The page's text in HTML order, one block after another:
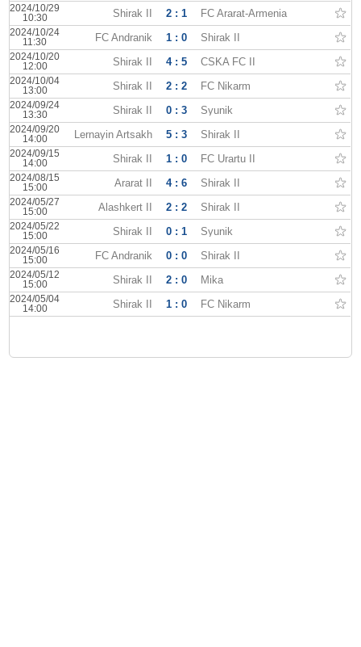
2024/10/29
10:30
Shirak II 2 : 1 FC Ararat-Armenia
2024/10/24
11:30
FC Andranik 1 : 0 Shirak II
2024/10/20
12:00
Shirak II 4 : 5 CSKA FC II
2024/10/04
13:00
Shirak II 2 : 2 FC Nikarm
2024/09/24
13:30
Shirak II 0 : 3 Syunik
2024/09/20
14:00
Lernayin Artsakh 5 : 3 Shirak II
2024/09/15
14:00
Shirak II 1 : 0 FC Urartu II
2024/08/15
15:00
Ararat II 4 : 6 Shirak II
2024/05/27
15:00
Alashkert II 2 : 2 Shirak II
2024/05/22
15:00
Shirak II 0 : 1 Syunik
2024/05/16
15:00
FC Andranik 0 : 0 Shirak II
2024/05/12
15:00
Shirak II 2 : 0 Mika
2024/05/04
14:00
Shirak II 1 : 0 FC Nikarm